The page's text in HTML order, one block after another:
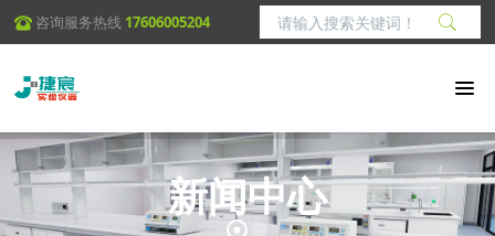
咨询服务热线 17606005204
新闻中心